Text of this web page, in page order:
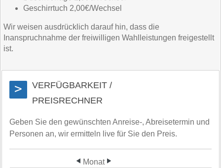
Geschirrtuch 2,00€/Wechsel
Wir weisen ausdrücklich darauf hin, dass die
Inanspruchnahme der freiwilligen Wahlleistungen freigestellt
ist.
>
VERFÜGBARKEIT /
PREISRECHNER
Geben Sie den gewünschten Anreise-, Abreisetermin und
Personen an, wir ermitteln live für Sie den Preis.
Monat